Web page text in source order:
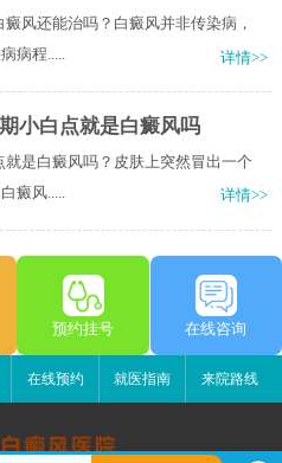
风还能治吗？白癜风并非传染病，
病程.....
详情>>
小白点就是白癜风吗
是白癜风吗？皮肤上突然冒出一个
癜风.....
详情>>
预约挂号 在线咨询
在线预约 就医指南 来院路线